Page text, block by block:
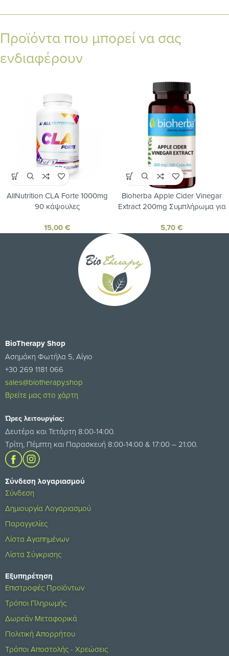
Προϊόντα που μπορεί να σας
ενδιαφέρουν
AllNutrition CLA Forte 1000mg
90 κάψουλες
15,00€
Bioherba Apple Cider Vinegar
Extract 200mg Συμπλήρωμα για
5,70€
BioTherapy Shop
Ασημάκη Φωτήλα 5, Αίγιο
+30 269 1181 066
sales@biotherapy.shop
Βρείτε μας στο χάρτη
Ώρες λειτουργίας:
Δευτέρα και Τετάρτη 8:00-14:00.
Τρίτη, Πέμπτη και Παρασκευή 8:00-14:00 & 17:00 – 21:00.
Σύνδεση λογαριασμού
Σύνδεση
Δημιουργία Λογαριασμού
Παραγγελίες
Λίστα Αγαπημένων
Λίστα Σύγκρισης
Εξυπηρέτηση
Επιστροφές Προϊόντων
Τρόποι Πληρωμής
Δωρεάν Μεταφορικά
Πολιτική Απορρήτου
Τρόποι Αποστολής - Χρεώσεις